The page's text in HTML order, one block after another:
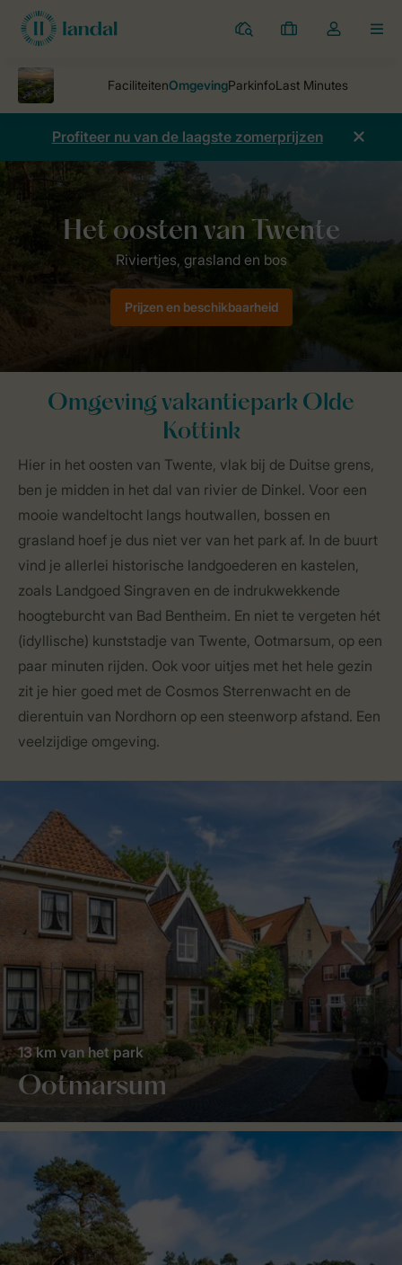
Parken
Mijn
Open
mijn
account
Profiteer nu van de laagste zomerprijzen
Landal Olde Kottink Omgeving
Prijzen en beschikbaarheid
Omgeving vakantiepark Olde
Kottink
Hier in het oosten van Twente, vlak bij de Duitse grens,
ben je midden in het dal van rivier de Dinkel. Voor een
mooie wandeltocht langs houtwallen, bossen en
grasland hoef je dus niet ver van het park af. In de buurt
vind je allerlei historische landgoederen en kastelen,
zoals Landgoed Singraven en de indrukwekkende
hoogteburcht van Bad Bentheim. En niet te vergeten hét
(idyllische) kunststadje van Twente, Ootmarsum, op een
paar minuten rijden. Ook voor uitjes met het hele gezin
zit je hier goed met de Cosmos Sterrenwacht en de
dierentuin van Nordhorn op een steenworp afstand. Een
veelzijdige omgeving.
Ootmarsum
13 km van het park